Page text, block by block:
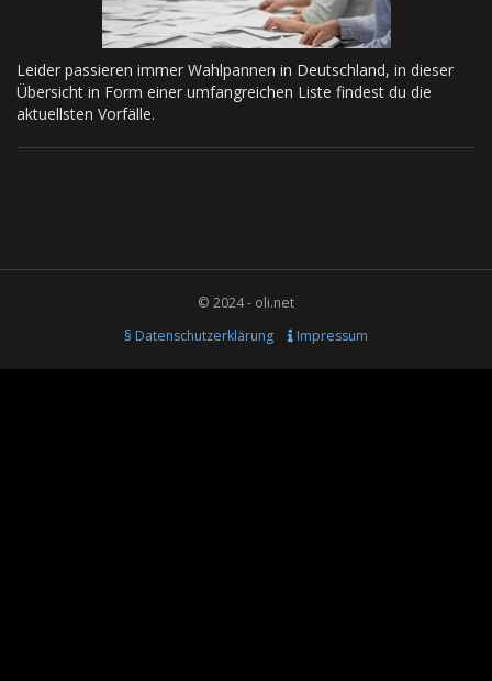
Leider passieren immer Wahlpannen in Deutschland, in dieser
Übersicht in Form einer umfangreichen Liste findest du die
aktuellsten Vorfälle.
© 2024 - oli.net
§ Datenschutzerklärung
Impressum